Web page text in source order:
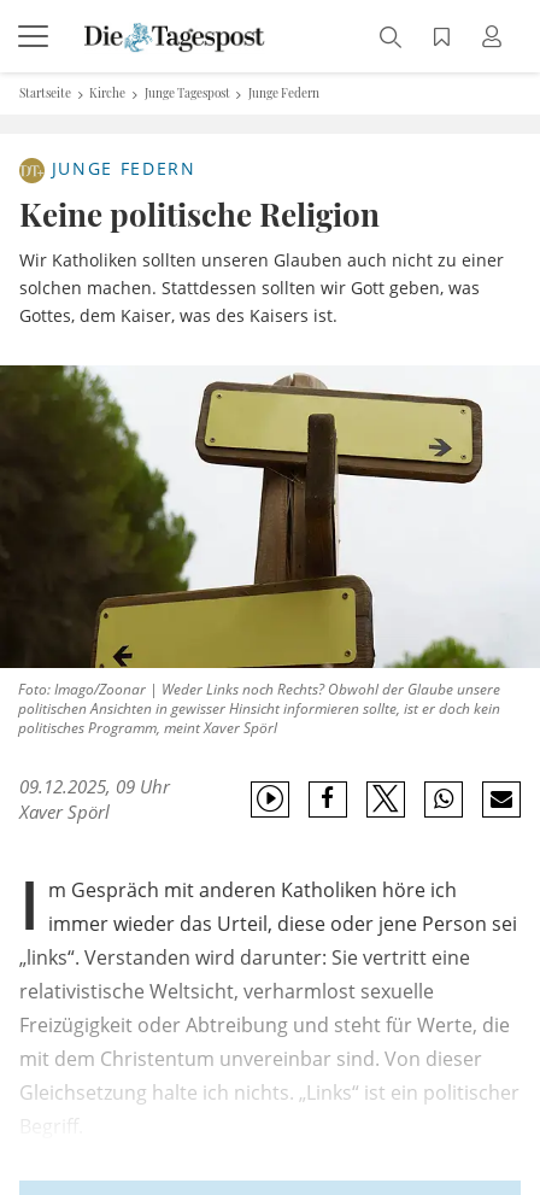
Startseite Kirche Junge Tagespost Junge Federn
JUNGE FEDERN
Keine politische Religion
Wir Katholiken sollten unseren Glauben auch nicht zu einer
solchen machen. Stattdessen sollten wir Gott geben, was
Gottes, dem Kaiser, was des Kaisers ist.
Foto: Imago/Zoonar | Weder Links noch Rechts? Obwohl der Glaube unsere
politischen Ansichten in gewisser Hinsicht informieren sollte, ist er doch kein
politisches Programm, meint Xaver Spörl
09.12.2025, 09 Uhr
Xaver Spörl
I m Gespräch mit anderen Katholiken höre ich
immer wieder das Urteil, diese oder jene Person sei
„links“. Verstanden wird darunter: Sie vertritt eine
relativistische Weltsicht, verharmlost sexuelle
Freizügigkeit oder Abtreibung und steht für Werte, die
mit dem Christentum unvereinbar sind. Von dieser
Gleichsetzung halte ich nichts. „Links“ ist ein politischer
Begriff.